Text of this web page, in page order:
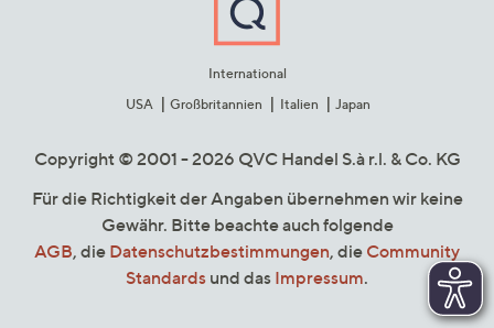
International
USA
Großbritannien Italien Japan
Copyright © 2001 - 2026 QVC Handel S.à r.l. & Co. KG
Für die Richtigkeit der Angaben übernehmen wir keine
Gewähr. Bitte beachte auch folgende
AGB, die Datenschutzbestimmungen, die Community
Standards und das Impressum.